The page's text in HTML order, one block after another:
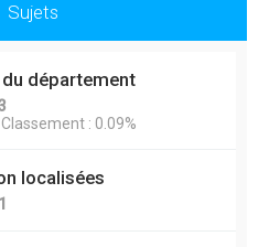
Sujets
département
Classement : 0.09%
localisées
1